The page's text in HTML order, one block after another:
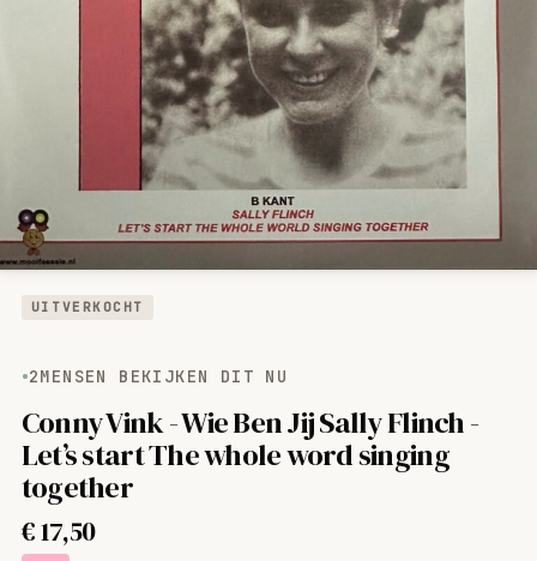
UITVERKOCHT
2MENSEN BEKIJKEN DIT NU
Conny Vink - Wie Ben Jij Sally Flinch -
Let’s start The whole word singing
together
€17,50